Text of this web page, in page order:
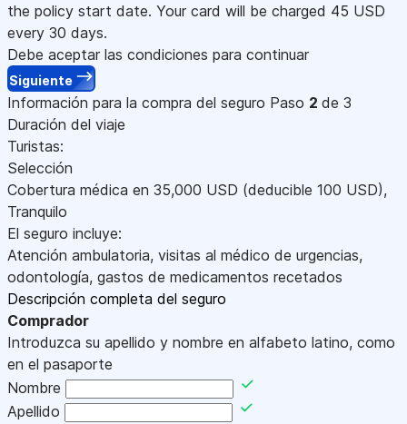
the policy start date. Your card will be charged 45 USD
every 30 days.
Debe aceptar las condiciones para continuar
Siguiente
Información para la compra del seguro Paso 2 de 3
Duración del viaje
Turistas:
Selección
Cobertura médica en 35,000 USD (deducible 100 USD),
Tranquilo
El seguro incluye:
Atención ambulatoria, visitas al médico de urgencias,
odontología, gastos de medicamentos recetados
Descripción completa del seguro
Comprador
Introduzca su apellido y nombre en alfabeto latino, como
en el pasaporte
Nombre
Apellido